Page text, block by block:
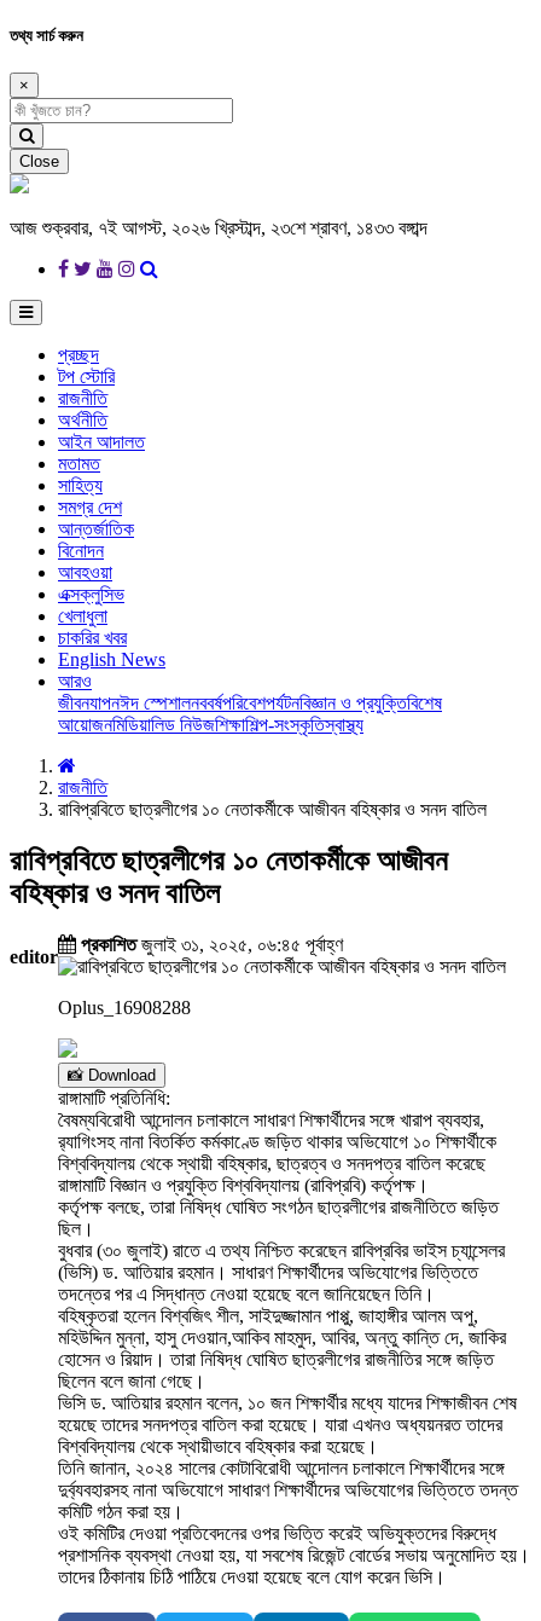
তথ্য সার্চ করুন
×
Close
আজ শুক্রবার, ৭ই আগস্ট, ২০২৬ খ্রিস্টাব্দ, ২৩শে শ্রাবণ, ১৪৩৩ বঙ্গাব্দ
প্রচ্ছদ
টপ স্টোরি
রাজনীতি
অর্থনীতি
আইন আদালত
মতামত
সাহিত্য
সমগ্র দেশ
আন্তর্জাতিক
বিনোদন
আবহওয়া
এক্সক্লুসিভ
খেলাধুলা
চাকরির খবর
English News
আরও
জীবনযাপনঈদ স্পেশালনববর্ষপরিবেশপর্যটনবিজ্ঞান ও প্রযুক্তিবিশেষ
আয়োজনমিডিয়ালিড নিউজশিক্ষাশিল্প-সংস্কৃতিস্বাস্থ্য
রাজনীতি
রাবিপ্রবিতে ছাত্রলীগের ১০ নেতাকর্মীকে আজীবন বহিষ্কার ও সনদ বাতিল
রাবিপ্রবিতে ছাত্রলীগের ১০ নেতাকর্মীকে আজীবন
বহিষ্কার ও সনদ বাতিল
editor
প্রকাশিতজুলাই ৩১, ২০২৫, ০৬:৪৫ পূর্বাহ্ণ
Oplus_16908288
📸 Download
রাঙ্গামাটি প্রতিনিধি:
বৈষম্যবিরোধী আন্দোলন চলাকালে সাধারণ শিক্ষার্থীদের সঙ্গে খারাপ ব্যবহার,
র‌্যাগিংসহ নানা বিতর্কিত কর্মকাণ্ডে জড়িত থাকার অভিযোগে ১০ শিক্ষার্থীকে
বিশ্ববিদ্যালয় থেকে স্থায়ী বহিষ্কার, ছাত্রত্ব ও সনদপত্র বাতিল করেছে
রাঙ্গামাটি বিজ্ঞান ও প্রযুক্তি বিশ্ববিদ্যালয় (রাবিপ্রবি) কর্তৃপক্ষ।
কর্তৃপক্ষ বলছে, তারা নিষিদ্ধ ঘোষিত সংগঠন ছাত্রলীগের রাজনীতিতে জড়িত
ছিল।
বুধবার (৩০ জুলাই) রাতে এ তথ্য নিশ্চিত করেছেন রাবিপ্রবির ভাইস চ্যান্সেলর
(ভিসি) ড. আতিয়ার রহমান। সাধারণ শিক্ষার্থীদের অভিযোগের ভিত্তিতে
তদন্তের পর এ সিদ্ধান্ত নেওয়া হয়েছে বলে জানিয়েছেন তিনি।
বহিষ্কৃতরা হলেন বিশ্বজিৎ শীল, সাইদুজ্জামান পাপ্পু, জাহাঙ্গীর আলম অপু,
মহিউদ্দিন মুন্না, হাসু দেওয়ান,আকিব মাহমুদ, আবির, অন্তু কান্তি দে, জাকির
হোসেন ও রিয়াদ। তারা নিষিদ্ধ ঘোষিত ছাত্রলীগের রাজনীতির সঙ্গে জড়িত
ছিলেন বলে জানা গেছে।
ভিসি ড. আতিয়ার রহমান বলেন, ১০ জন শিক্ষার্থীর মধ্যে যাদের শিক্ষাজীবন শেষ
হয়েছে তাদের সনদপত্র বাতিল করা হয়েছে। যারা এখনও অধ্যয়নরত তাদের
বিশ্ববিদ্যালয় থেকে স্থায়ীভাবে বহিষ্কার করা হয়েছে।
তিনি জানান, ২০২৪ সালের কোটাবিরোধী আন্দোলন চলাকালে শিক্ষার্থীদের সঙ্গে
দুর্ব্যবহারসহ নানা অভিযোগে সাধারণ শিক্ষার্থীদের অভিযোগের ভিত্তিতে তদন্ত
কমিটি গঠন করা হয়।
ওই কমিটির দেওয়া প্রতিবেদনের ওপর ভিত্তি করেই অভিযুক্তদের বিরুদ্ধে
প্রশাসনিক ব্যবস্থা নেওয়া হয়, যা সবশেষ রিজেন্ট বোর্ডের সভায় অনুমোদিত হয়।
তাদের ঠিকানায় চিঠি পাঠিয়ে দেওয়া হয়েছে বলে যোগ করেন ভিসি।